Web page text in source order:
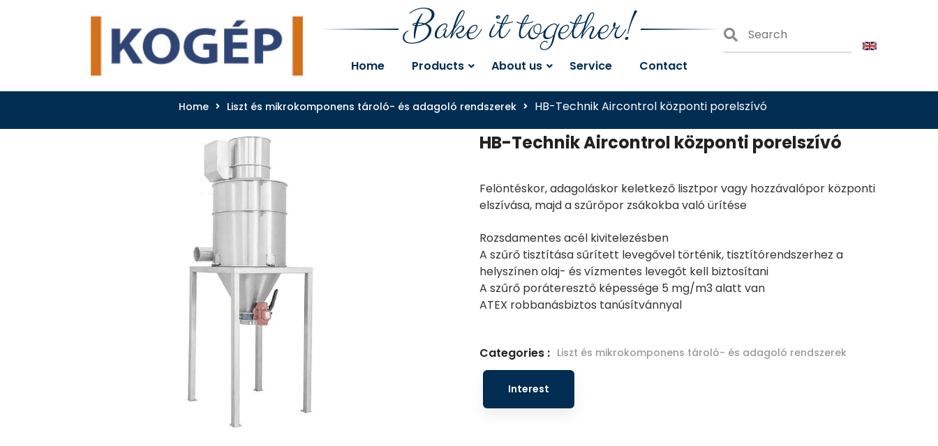
Bake it together!
Home Products About us Service Contact
Home Liszt és mikrokomponens tároló- és adagoló rendszerek HB-Technik Aircontrol központi porelszívó
HB-Technik Aircontrol központi porelszívó
Felöntéskor, adagoláskor keletkező lisztpor vagy hozzávalópor központi
elszívása, majd a szűrőpor zsákokba való ürítése
Rozsdamentes acél kivitelezésben
A szűrő tisztítása sűrített levegővel történik, tisztítórendszerhez a
helyszínen olaj- és vízmentes levegőt kell biztosítani
A szűrő poráteresztő képessége 5 mg/m3 alatt van
ATEX robbanásbiztos tanúsítvánnyal
Categories : Liszt és mikrokomponens tároló- és adagoló rendszerek
Interest